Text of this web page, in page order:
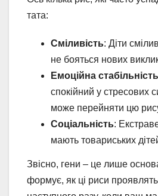
тата:
Сміливість: Діти
не бояться нових
Емоційна стабільність
спокійний у стресових
може перейняти цю
Соціальність:
мають товариських
Звісно, гени – це лише
формує, як ці риси